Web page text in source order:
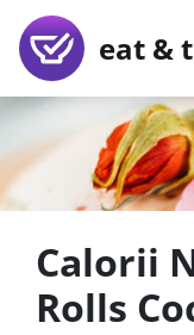
eat &
Calorii
Rolls